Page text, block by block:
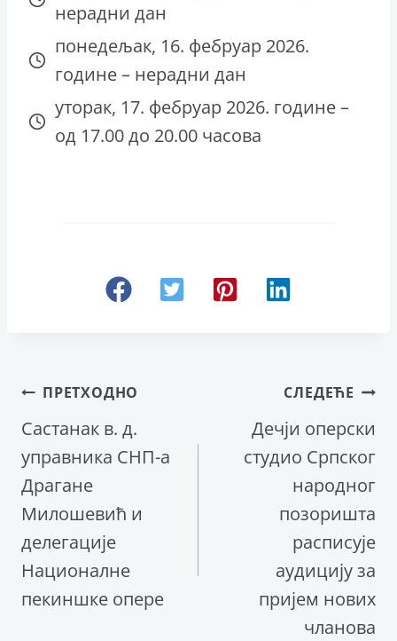
нерадни дан
понедељак, 16. фебруар 2026.
године – нерадни дан
уторак, 17. фебруар 2026. године –
од 17.00 до 20.00 часова
Кретање
чланка
ПРЕТХОДНО
Састанак в. д.
управника СНП-а
Драгане
Милошевић и
делегације
Националне
пекиншке опере
СЛЕДЕЋЕ
Дечји оперски
студио Српског
народног
позоришта
расписује
аудицију за
пријем нових
чланова